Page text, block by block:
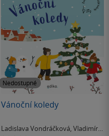
Nedostupné
Vánoční koledy
Ladislava Vondráčková, Vladimír